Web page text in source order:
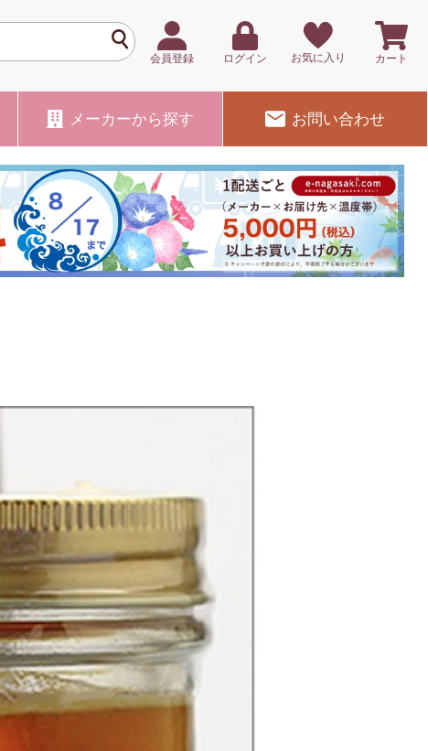
会員登録 ログイン お気に入り カート
メーカーから探す お問い合わせ